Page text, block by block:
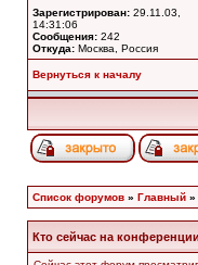
Зарегистрирован: 29.11.03,
14:31:06
Сообщения: 242
Откуда: Москва, Россия
Вернуться к началу
Список форумов » Главный »
Кто сейчас на конференции